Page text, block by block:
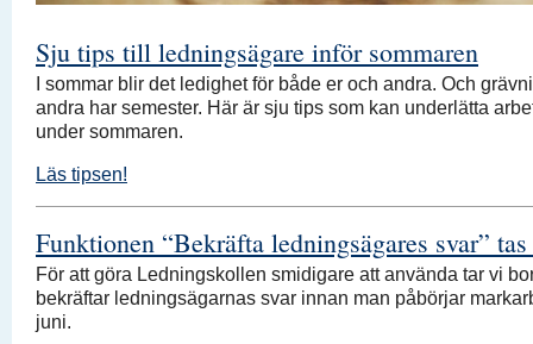
Sju tips till ledningsägare inför sommaren
I sommar blir det ledighet för både er och andra. Och
andra har semester. Här är sju tips som kan underlätta
under sommaren.
Läs tipsen!
Funktionen “Bekräfta ledningsägares svar”
För att göra Ledningskollen smidigare att använda tar vi
bekräftar ledningsägarnas svar innan man påbörjar
juni.